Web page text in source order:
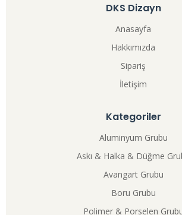
DKS Dizayn
Anasayfa
Hakkımızda
Sipariş
İletişim
Kategoriler
Aluminyum Grubu
Askı & Halka & Düğme
Avangart Grubu
Boru Grubu
Polimer & Porselen